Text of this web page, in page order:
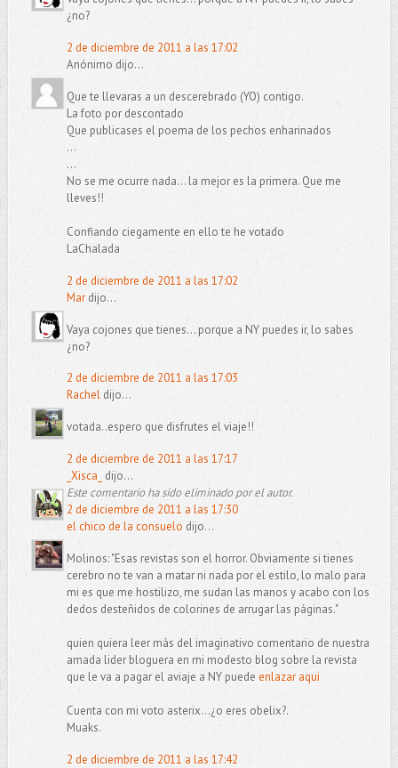
¿no?
2 de diciembre de 2011 a las 17:02
Anónimo dijo...
Que te llevaras a un descerebrado (YO) contigo.
La foto por descontado
Que publicases el poema de los pechos enharinados
...
...
No se me ocurre nada... la mejor es la primera. Que me
lleves!!
Confiando ciegamente en ello te he votado
LaChalada
2 de diciembre de 2011 a las 17:02
Mardijo...
Vaya cojones que tienes... porque a NY puedes ir, lo sabes
¿no?
2 de diciembre de 2011 a las 17:03
Racheldijo...
votada..espero que disfrutes el viaje!!
2 de diciembre de 2011 a las 17:17
_Xisca_ dijo...
Este comentario ha sido eliminado por el autor.
2 de diciembre de 2011 a las 17:30
el chico de la consuelo dijo...
Molinos: "Esas revistas son el horror. Obviamente si tienes
cerebro no te van a matar ni nada por el estilo, lo malo para
mi es que me hostilizo, me sudan las manos y acabo con los
dedos desteñidos de colorines de arrugar las páginas."
quien quiera leer más del imaginativo comentario de nuestra
amada lider bloguera en mi modesto blog sobre la revista
que le va a pagar el aviaje a NY puede enlazar aqui
Cuenta con mi voto asterix...¿o eres obelix?.
Muaks.
2 de diciembre de 2011 a las 17:42